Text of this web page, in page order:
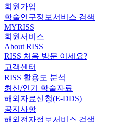
회원가입
학술연구정보서비스 검색
MYRISS
회원서비스
About RISS
RISS 처음 방문 이세요?
고객센터
RISS 활용도 분석
최신/인기 학술자료
해외자료신청(E-DDS)
공지사항
해외전자정보서비스 검색